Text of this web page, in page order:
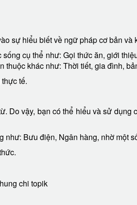
sự hiểu biết về ngữ pháp cơ bản và
cụ thể như: Gọi thức ăn, giới
khác như: Thời tiết, gia đình,
tế.
Do vậy, bạn có thể hiểu và sử dụng
Bưu điện, Ngân hàng, nhờ một